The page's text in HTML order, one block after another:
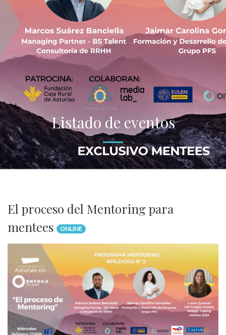
Listado de eventos
El proceso del Mentoring para
mentees
ONLINE